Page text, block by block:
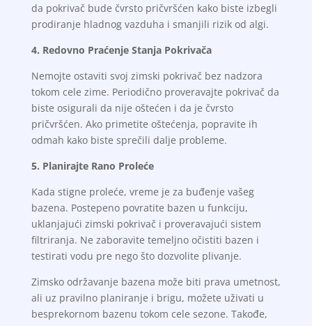
da pokrivač bude čvrsto pričvršćen kako biste izbegli
prodiranje hladnog vazduha i smanjili rizik od algi.
4. Redovno Praćenje Stanja Pokrivača
Nemojte ostaviti svoj zimski pokrivač bez nadzora
tokom cele zime. Periodično proveravajte pokrivač da
biste osigurali da nije oštećen i da je čvrsto
pričvršćen. Ako primetite oštećenja, popravite ih
odmah kako biste sprečili dalje probleme.
5. Planirajte Rano Proleće
Kada stigne proleće, vreme je za buđenje vašeg
bazena. Postepeno povratite bazen u funkciju,
uklanjajući zimski pokrivač i proveravajući sistem
filtriranja. Ne zaboravite temeljno očistiti bazen i
testirati vodu pre nego što dozvolite plivanje.
Zimsko održavanje bazena može biti prava umetnost,
ali uz pravilno planiranje i brigu, možete uživati u
besprekornom bazenu tokom cele sezone. Takođe,